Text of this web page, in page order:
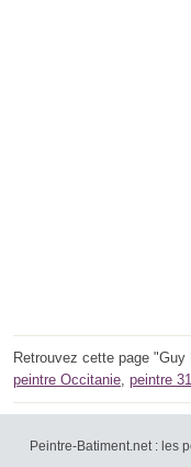
Retrouvez cette page
peintre Occitanie, peintre 31
Peintre-Batiment.net : les